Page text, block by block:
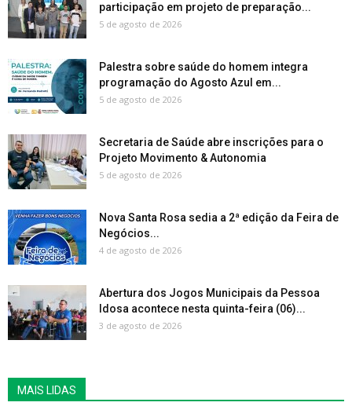
participação em projeto de preparação...
5 de agosto de 2026
Palestra sobre saúde do homem integra
programação do Agosto Azul em...
5 de agosto de 2026
Secretaria de Saúde abre inscrições para o
Projeto Movimento & Autonomia
5 de agosto de 2026
Nova Santa Rosa sedia a 2ª edição da Feira de
Negócios...
4 de agosto de 2026
Abertura dos Jogos Municipais da Pessoa
Idosa acontece nesta quinta-feira (06)...
3 de agosto de 2026
MAIS LIDAS